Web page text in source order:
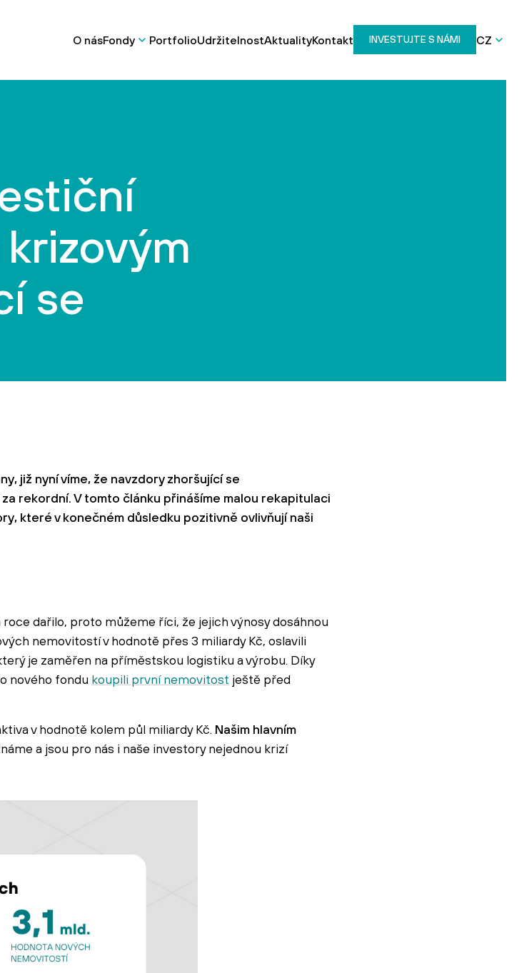
O násFondy PortfolioUdržitelnostAktualityKontakt INVESTUJTE S NÁMI CZ
se
již nyní víme, že navzdory zhoršující se
rekordní. V tomto článku přinášíme malou rekapitulaci
které v konečném důsledku pozitivně ovlivňují naši
dařilo, proto můžeme říci, že jejich výnosy dosáhnou
nemovitostí v hodnotě přes 3 miliardy Kč, oslavili
je zaměřen na příměstskou logistiku a výrobu. Díky
nového fondu koupili první nemovitost ještě před
v hodnotě kolem půl miliardy Kč. Našim hlavním
a jsou pro nás i naše investory nejednou krizí